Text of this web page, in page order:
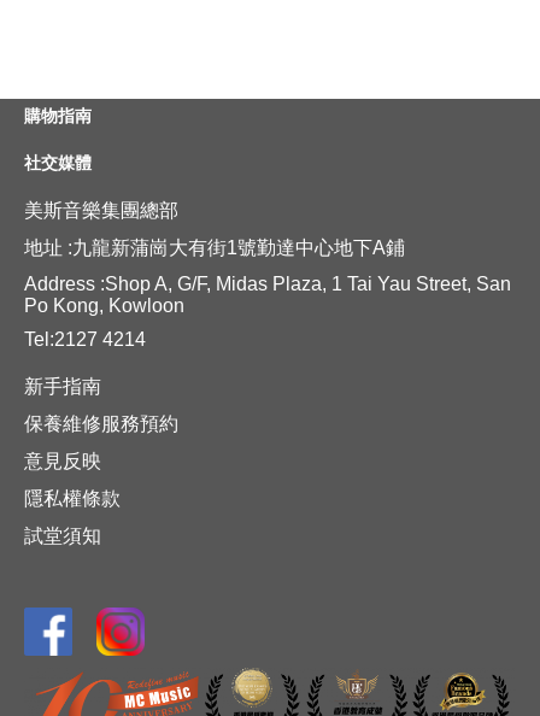
購物指南
社交媒體
美斯音樂集團總部
地址 :九龍新蒲崗大有街1號勤達中心地下A鋪
Address :Shop A, G/F, Midas Plaza, 1 Tai Yau Street, San
Po Kong, Kowloon
Tel:2127 4214
新手指南
保養維修服務預約
意見反映
隱私權條款
試堂須知